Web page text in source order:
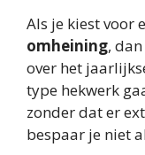
Als je kiest voor
omheining,
over het
type hekwerk
zonder dat er
bespaar je niet